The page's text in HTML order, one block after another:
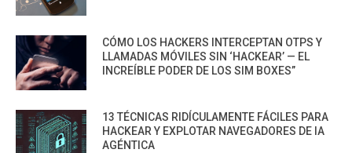
CÓMO LOS HACKERS INTERCEPTAN OTPS Y
LLAMADAS MÓVILES SIN ‘HACKEAR’ — EL
INCREÍBLE PODER DE LOS SIM BOXES”
13 TÉCNICAS RIDÍCULAMENTE FÁCILES PARA
HACKEAR Y EXPLOTAR NAVEGADORES DE IA
AGÉNTICA